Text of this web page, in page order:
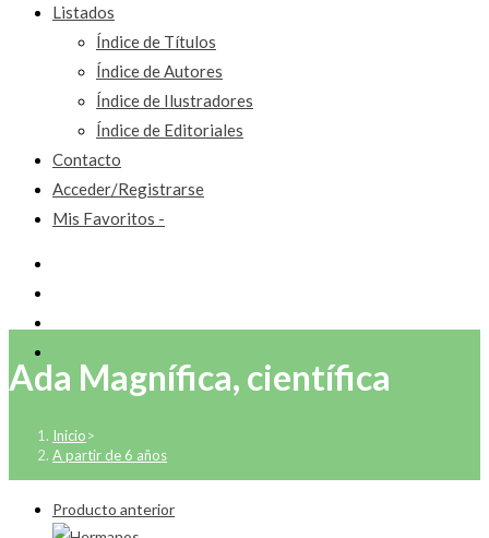
Listados
Índice de Títulos
Índice de Autores
Índice de Ilustradores
Índice de Editoriales
Contacto
Acceder/Registrarse
Mis Favoritos -
Ada Magnífica, científica
Inicio>
A partir de 6 años
Producto anterior